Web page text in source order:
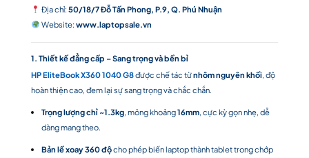
Địa chỉ: 50/18/7 Đỗ Tấn Phong, P.9, Q. Phú Nhuận
Website: www.laptopsale.vn
1. Thiết kế đẳng cấp – Sang trọng và bền bỉ
HP EliteBook X360 1040 G8được chế tác từnhôm nguyên khối, độ
hoàn thiện cao, đem lại sự sang trọng và chắc chắn.
Trọng lượng chỉ ~1.3kg, mỏng khoảng16mm, cực kỳ gọn nhẹ, dễ
dàng mang theo.
Bản lề xoay 360 độcho phép biến laptop thành tablet trong chớp